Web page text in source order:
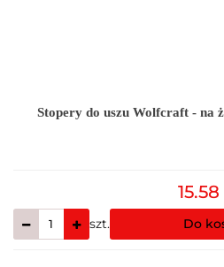
Stopery do uszu Wolfcraft - na
15.58
szt. Do